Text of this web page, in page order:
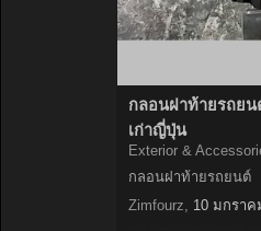
กลอนฝาท้ายรถยน
เก่าญี่ปุ่น
Exterior &
กลอนฝาท้ายรถยนต์
Zimfourz, 10 มกราค